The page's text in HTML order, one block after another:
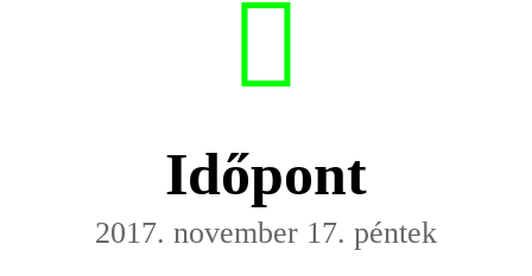
Időpont
2017. november 17. péntek